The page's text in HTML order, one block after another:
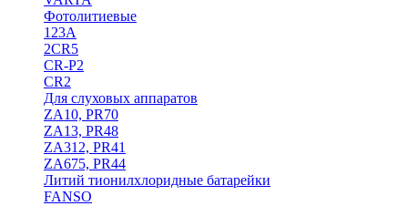
Фотолитиевые
123A
2CR5
CR-P2
CR2
Для слуховых аппаратов
ZA10, PR70
ZA13, PR48
ZA312, PR41
ZA675, PR44
Литий тионилхлоридные батарейки
FANSO